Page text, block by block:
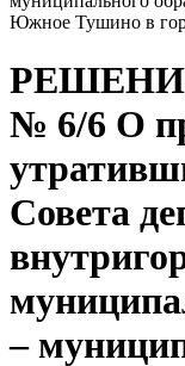
Южное Тушино в
РЕШЕНИЕ
№ 6/6 О
Совета
–